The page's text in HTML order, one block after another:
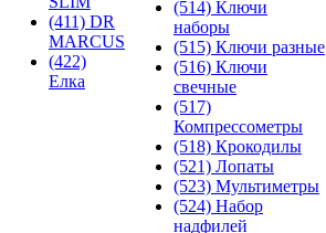
(411) DR
MARCUS
(422)
Елка
(514) Ключи
наборы
(515) Ключи разные
(516) Ключи
свечные
(517)
Компрессометры
(518) Крокодилы
(521) Лопаты
(523) Мультиметры
(524) Набор
надфилей